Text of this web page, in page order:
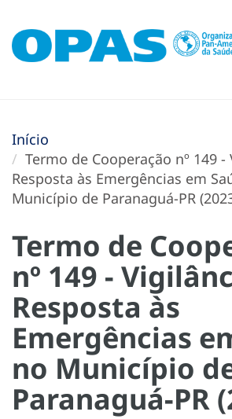
Início
Termo de Cooperação nº 149
Resposta às Emergências em
Município de Paranaguá-PR
Termo de
nº 149 -
Resposta às
Emergências
no Município
Paranaguá-PR